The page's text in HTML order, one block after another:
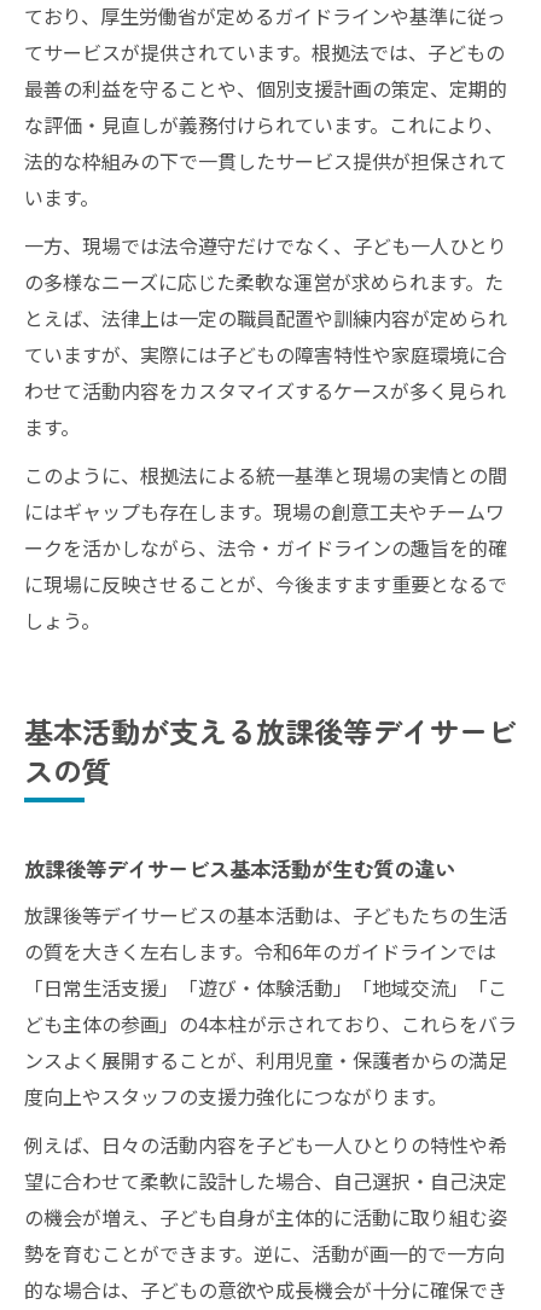
ており、厚生労働省が定めるガイドラインや基準に従っ
てサービスが提供されています。根拠法では、子どもの
最善の利益を守ることや、個別支援計画の策定、定期的
な評価・見直しが義務付けられています。これにより、
法的な枠組みの下で一貫したサービス提供が担保されて
います。
一方、現場では法令遵守だけでなく、子ども一人ひとり
の多様なニーズに応じた柔軟な運営が求められます。た
とえば、法律上は一定の職員配置や訓練内容が定められ
ていますが、実際には子どもの障害特性や家庭環境に合
わせて活動内容をカスタマイズするケースが多く見られ
ます。
このように、根拠法による統一基準と現場の実情との間
にはギャップも存在します。現場の創意工夫やチームワ
ークを活かしながら、法令・ガイドラインの趣旨を的確
に現場に反映させることが、今後ますます重要となるで
しょう。
基本活動が支える放課後等デイサービ
スの質
放課後等デイサービス基本活動が生む質の違い
放課後等デイサービスの基本活動は、子どもたちの生活
の質を大きく左右します。令和6年のガイドラインでは
「日常生活支援」「遊び・体験活動」「地域交流」「こ
ども主体の参画」の4本柱が示されており、これらをバラ
ンスよく展開することが、利用児童・保護者からの満足
度向上やスタッフの支援力強化につながります。
例えば、日々の活動内容を子ども一人ひとりの特性や希
望に合わせて柔軟に設計した場合、自己選択・自己決定
の機会が増え、子ども自身が主体的に活動に取り組む姿
勢を育むことができます。逆に、活動が画一的で一方向
的な場合は、子どもの意欲や成長機会が十分に確保でき